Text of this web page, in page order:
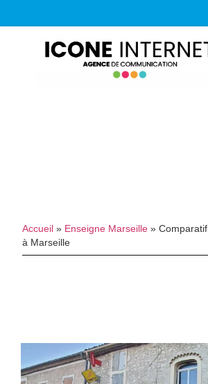
Accueil » Enseigne Marseille »
à Marseille